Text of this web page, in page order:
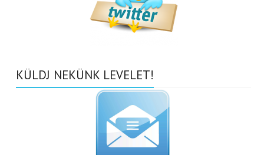
KÜLDJ NEKÜNK LEVELET!